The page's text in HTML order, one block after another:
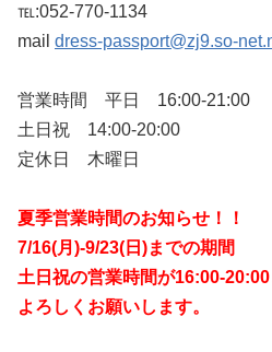
℡:052-770-1134
mail dress-passport@zj9.so-
営業時間 平日 16:00-21:00
土日祝 14:00-20:00
定休日 木曜日
夏季営業時間のお知らせ！！
7/16(月)-9/23(日)までの期間
土日祝の営業時間が16:00-20:00
よろしくお願いします。